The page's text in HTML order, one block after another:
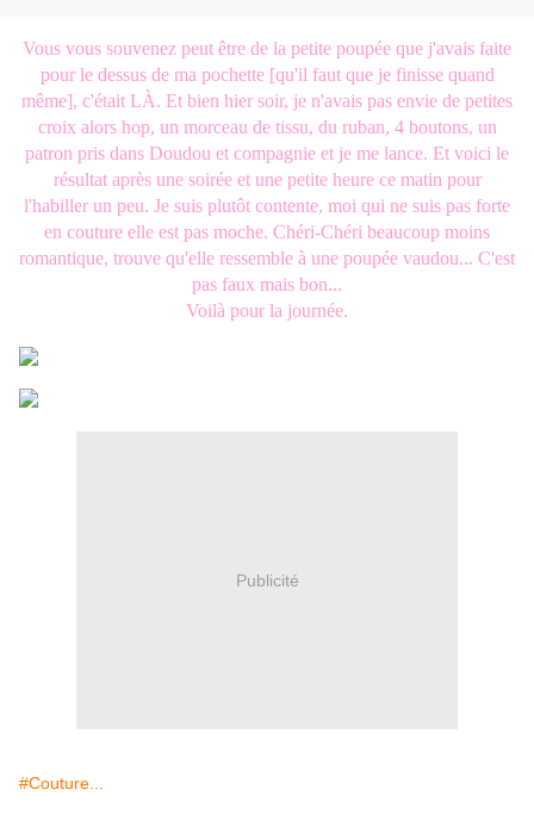
Vous vous souvenez peut être de la petite poupée que j'avais faite
pour le dessus de ma pochette [qu'il faut que je finisse quand
même], c'était LÀ. Et bien hier soir, je n'avais pas envie de petites
croix alors hop, un morceau de tissu, du ruban, 4 boutons, un
patron pris dans Doudou et compagnie et je me lance. Et voici le
résultat après une soirée et une petite heure ce matin pour
l'habiller un peu. Je suis plutôt contente, moi qui ne suis pas forte
en couture elle est pas moche. Chéri-Chéri beaucoup moins
romantique, trouve qu'elle ressemble à une poupée vaudou... C'est
pas faux mais bon...
Voilà pour la journée.
Publicité
#Couture...